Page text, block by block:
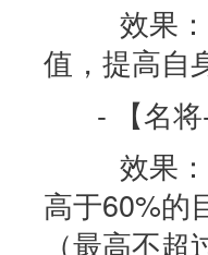
效果：
值，提高自
- 【名将
效果：
高于60%的
（最高不